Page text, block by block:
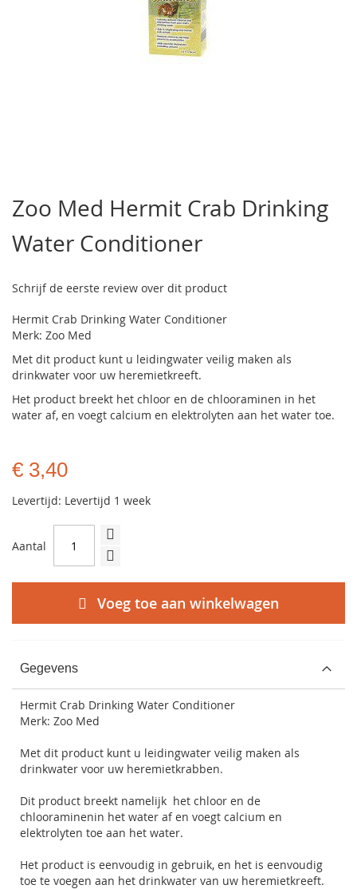
het
begin
van
de
gallerij
Zoo Med Hermit Crab Drinking
Water Conditioner
Schrijf de eerste review over dit product
Hermit Crab Drinking Water Conditioner
Merk: Zoo Med
Met dit product kunt u leidingwater veilig maken als
drinkwater voor uw heremietkreeft.
Het product breekt het chloor en de chlooraminen in het
water af, en voegt calcium en elektrolyten aan het water toe.
€ 3,40
Levertijd: Levertijd 1 week
Aantal
Voeg toe aan winkelwagen
Gegevens
Hermit Crab Drinking Water Conditioner
Merk: Zoo Med
Met dit product kunt u leidingwater veilig maken als
drinkwater voor uw heremietkrabben.
Dit product breekt namelijk het chloor en de
chlooraminenin het water af en voegt calcium en
elektrolyten toe aan het water.
Het product is eenvoudig in gebruik, en het is eenvoudig
toe te voegen aan het drinkwater van uw heremietkreeft.